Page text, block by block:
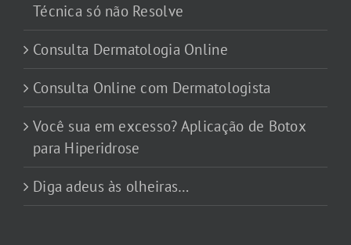
Técnica só não Resolve
Consulta Dermatologia Online
Consulta Online com Dermatologista
Você sua em excesso? Aplicação de Botox
para Hiperidrose
Diga adeus às olheiras…